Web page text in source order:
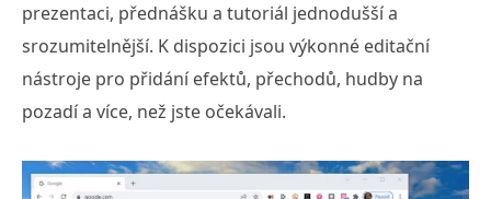
prezentaci, přednášku a tutoriál jednodušší a
srozumitelnější. K dispozici jsou výkonné editační
nástroje pro přidání efektů, přechodů, hudby na
pozadí a více, než jste očekávali.